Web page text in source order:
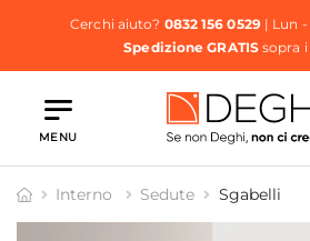
Cerchi aiuto? 0832 156 0529| Lun -
Spedizione GRATISsopra i
MENU
Interno Sedute Sgabelli